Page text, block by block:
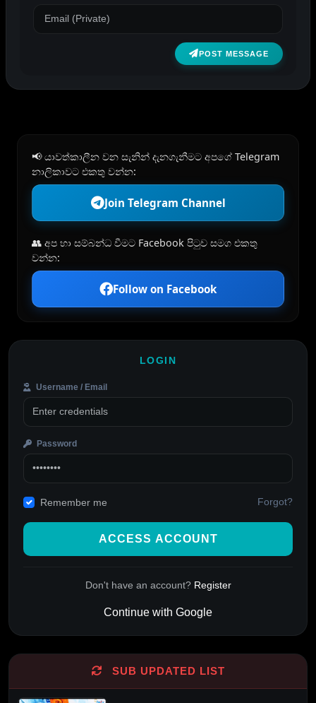
POST MESSAGE
📢 යාවත්කාලීන වන සැනින් දැනගැනීමට අපගේ Telegram
නාලිකාවට එකතු වන්න:
Join Telegram Channel
👥 අප හා සම්බන්ධ වීමට Facebook පිටුව සමග එකතු
වන්න:
Follow on Facebook
LOGIN
Username / Email
Password
Remember me Forgot?
ACCESS ACCOUNT
Don't have an account? Register
Continue with Google
SUB UPDATED LIST